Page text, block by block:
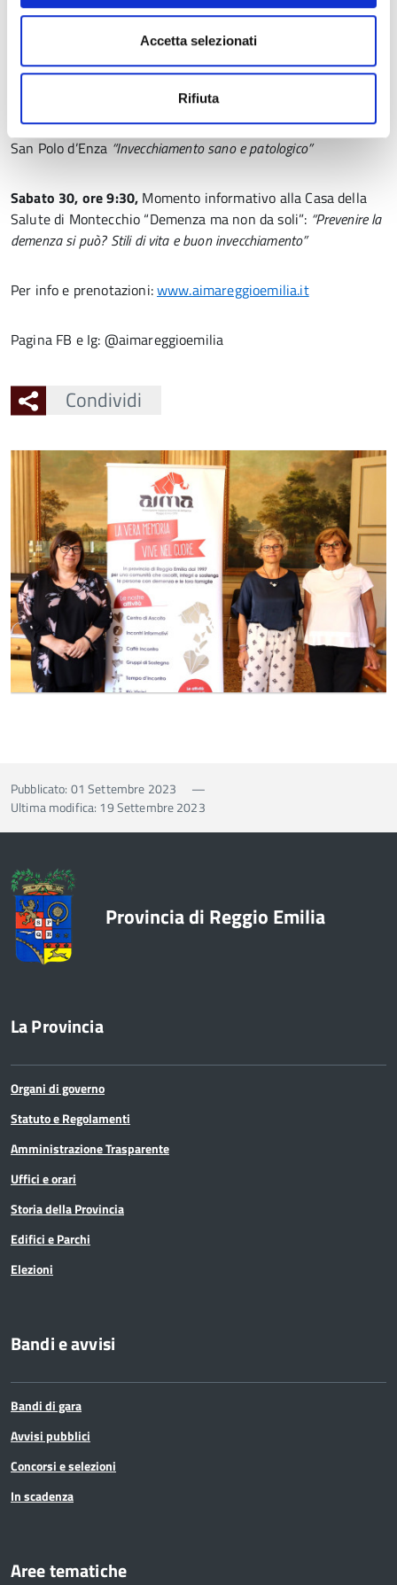
Accetta selezionati
Rifiuta
21 settembre, giovedì, Giornata mondiale Alzheimer, ore
Caregiver”;
Sabato 23, ore 9:30,Momento informativo all’ASP Sartori di
San Polo d’Enza “Invecchiamento sano e patologico”
Sabato 30, ore 9:30, Momento informativo alla Casa della
Salute di Montecchio “Demenza ma non da soli”: “Prevenire la
demenza si può? Stili di vita e buon invecchiamento”
Per info e prenotazioni:www.aimareggioemilia.it
Pagina FB e Ig: @aimareggioemilia
Condividi
Ingrandisci
l'immagine
Pubblicato: 01 Settembre 2023
—
Ultima modifica: 19 Settembre 2023
Provincia di Reggio Emilia
La Provincia
Organi di governo
Statuto e Regolamenti
Amministrazione Trasparente
Uffici e orari
Storia della Provincia
Edifici e Parchi
Elezioni
Bandi e avvisi
Bandi di gara
Avvisi pubblici
Concorsi e selezioni
In scadenza
Aree tematiche